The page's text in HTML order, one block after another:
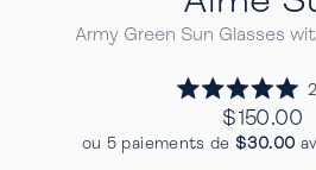
Army Green Sun Glasses
Noté
5.0
sur
2
Prix
Regulier
$150.00
ou 5 paiements de$30.00